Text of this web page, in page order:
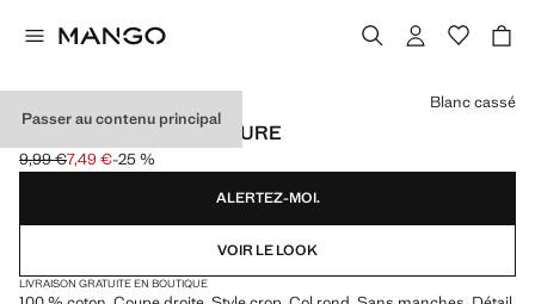
Passer au contenu principal
T-SHIRT CROP OUVERTURE
Prix initial barré [9,99 € ]
9,99 €
Prix actuel [7,49 € ]
7,49 €-25 %
Choisissez une couleur
Blanc cassé
ALERTEZ-MOI.
VOIR LE LOOK
LIVRAISON GRATUITE EN BOUTIQUE